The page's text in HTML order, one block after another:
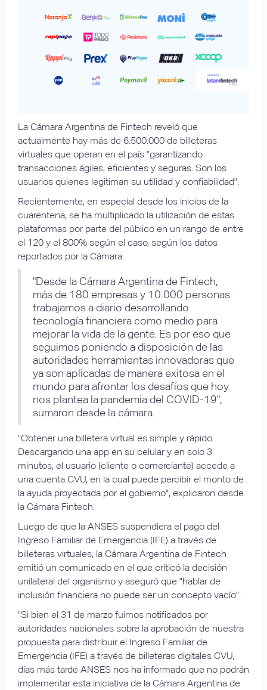
La Cámara Argentina de Fintech reveló que
actualmente hay más de 6.500.000 de billeteras
virtuales que operan en el país "garantizando
transacciones ágiles, eficientes y seguras. Son los
usuarios quienes legitiman su utilidad y confiabilidad".
Recientemente, en especial desde los inicios de la
cuarentena, se ha multiplicado la utilización de estas
plataformas por parte del público en un rango de entre
el 120 y el 800% según el caso, según los datos
reportados por la Cámara.
"Desde la Cámara Argentina de Fintech,
más de 180 empresas y 10.000 personas
trabajamos a diario desarrollando
tecnología financiera como medio para
mejorar la vida de la gente. Es por eso que
seguimos poniendo a disposición de las
autoridades herramientas innovadoras que
ya son aplicadas de manera exitosa en el
mundo para afrontar los desafíos que hoy
nos plantea la pandemia del COVID-19",
sumaron desde la cámara.
"Obtener una billetera virtual es simple y rápido.
Descargando una app en su celular y en solo 3
minutos, el usuario (cliente o comerciante) accede a
una cuenta CVU, en la cual puede percibir el monto de
la ayuda proyectada por el gobierno", explicaron desde
la Cámara Fintech.
Luego de que la ANSES suspendiera el pago del
Ingreso Familiar de Emergencia (IFE) a través de
billeteras virtuales, la Cámara Argentina de Fintech
emitió un comunicado en el que criticó la decisión
unilateral del organismo y aseguró que "hablar de
inclusión financiera no puede ser un concepto vacío".
"Si bien el 31 de marzo fuimos notificados por
autoridades nacionales sobre la aprobación de nuestra
propuesta para distribuir el Ingreso Familiar de
Emergencia (IFE) a través de billeteras digitales CVU,
días más tarde ANSES nos ha informado que no podrán
implementar esta iniciativa de la Cámara Argentina de